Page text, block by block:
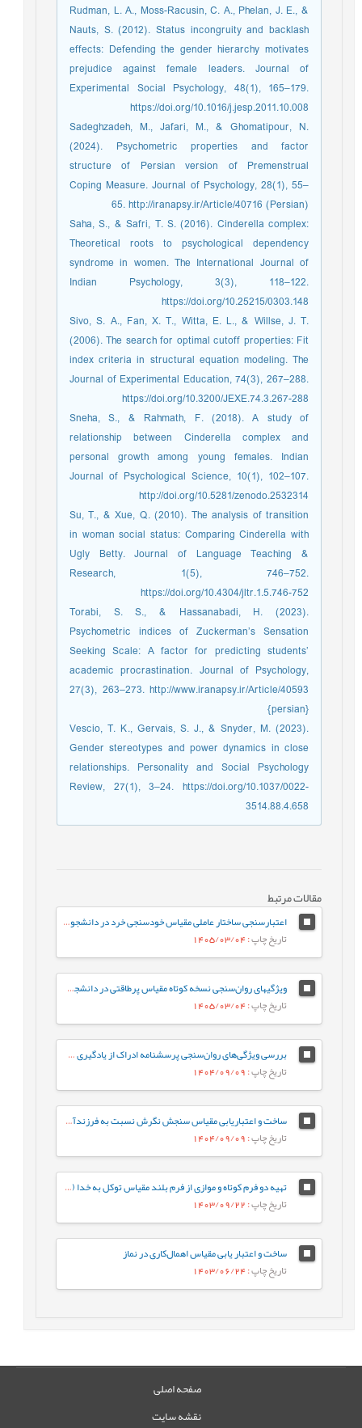
Rudman, L. A., Moss-Racusin, C. A., Phelan, J. E., &
Nauts, S. (2012). Status incongruity and backlash
effects: Defending the gender hierarchy motivates
prejudice against female leaders. Journal of
Experimental Social Psychology, 48(1), 165–179.
https://doi.org/10.1016/j.jesp.2011.10.008
Sadeghzadeh, M., Jafari, M., & Ghomatipour, N.
(2024). Psychometric properties and factor
structure of Persian version of Premenstrual
Coping Measure. Journal of Psychology, 28(1), 55–
65. http://iranapsy.ir/Article/40716 (Persian)
Saha, S., & Safri, T. S. (2016). Cinderella complex:
Theoretical roots to psychological dependency
syndrome in women. The International Journal of
Indian Psychology, 3(3), 118–122.
https://doi.org/10.25215/0303.148
Sivo, S. A., Fan, X. T., Witta, E. L., & Willse, J. T.
(2006). The search for optimal cutoff properties: Fit
index criteria in structural equation modeling. The
Journal of Experimental Education, 74(3), 267–288.
https://doi.org/10.3200/JEXE.74.3.267-288
Sneha, S., & Rahmath, F. (2018). A study of
relationship between Cinderella complex and
personal growth among young females. Indian
Journal of Psychological Science, 10(1), 102–107.
http://doi.org/10.5281/zenodo.2532314
Su, T., & Xue, Q. (2010). The analysis of transition
in woman social status: Comparing Cinderella with
Ugly Betty. Journal of Language Teaching &
Research, 1(5), 746–752.
https://doi.org/10.4304/jltr.1.5.746-752
Torabi, S. S., & Hassanabadi, H. (2023).
Psychometric indices of Zuckerman’s Sensation
Seeking Scale: A factor for predicting students’
academic procrastination. Journal of Psychology,
27(3), 263–273. http://www.iranapsy.ir/Article/40593
{persian}
Vescio, T. K., Gervais, S. J., & Snyder, M. (2023).
Gender stereotypes and power dynamics in close
relationships. Personality and Social Psychology
Review, 27(1), 3–24. https://doi.org/10.1037/0022-
3514.88.4.658
مقالات مرتبط
اعتبارسنجی ساختار عاملی مقیاس خودسنجی خرد در دانشجویان
تاریخ چاپ: 1405/03/04
ویژگی‏های روان‌سنجی نسخه کوتاه مقیاس پرطاقتی در دانشجویان ایرانی
تاریخ چاپ: 1405/03/04
بررسی ویژگی‌‌های روان‌‌سنجی پرسشنامه ادراک از یادگیری سازگار با مغز
تاریخ چاپ: 1404/09/09
ساخت و اعتباریابی مقیاس سنجش نگرش نسبت به فرزند‌آوری (ATCHS)
تاریخ چاپ: 1404/09/09
تهیه دو فرم کوتاه و موازی از فرم بلند مقیاس توکل به خدا (TiG)
تاریخ چاپ: 1403/09/22
ساخت و اعتبار یابی مقیاس اهمال‌کاری در نماز
تاریخ چاپ: 1403/06/24
صفحه اصلی
نقشه سایت